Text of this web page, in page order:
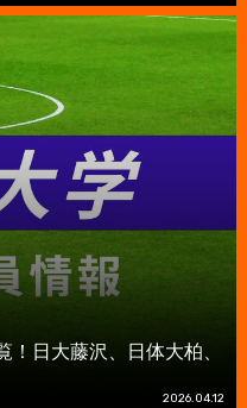
日大藤沢、日体大柏、
2026.04.12